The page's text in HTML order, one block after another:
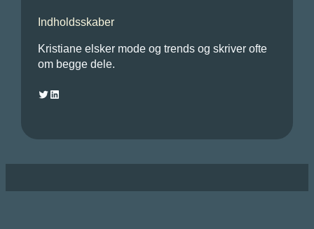
Indholdsskaber
Kristiane elsker mode og trends og skriver ofte
om begge dele.
Twitter LinkedIn